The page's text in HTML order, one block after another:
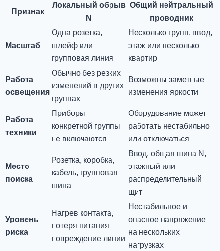
Признак
Локальный обрыв
N
Общий нейтральный
проводник
Масштаб
Одна розетка,
шлейф или
групповая линия
Несколько групп, ввод,
этаж или несколько
квартир
Работа
освещения
Обычно без резких
изменений в других
группах
Возможны заметные
изменения яркости
Работа
техники
Приборы
конкретной группы
не включаются
Оборудование может
работать нестабильно
или отключаться
Место
поиска
Розетка, коробка,
кабель, групповая
шина
Ввод, общая шина N,
этажный или
распределительный
щит
Уровень
риска
Нагрев контакта,
потеря питания,
повреждение линии
Нестабильное и
опасное напряжение
на нескольких
нагрузках